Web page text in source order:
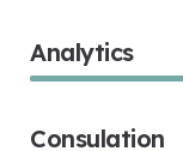
Analytics
Consulation